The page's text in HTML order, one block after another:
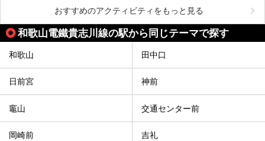
おすすめのアクティビティをもっと見る
和歌山電鐵貴志川線の駅から同じテーマで探す
和歌山 田中口
日前宮 神前
竈山 交通センター前
岡崎前 吉礼